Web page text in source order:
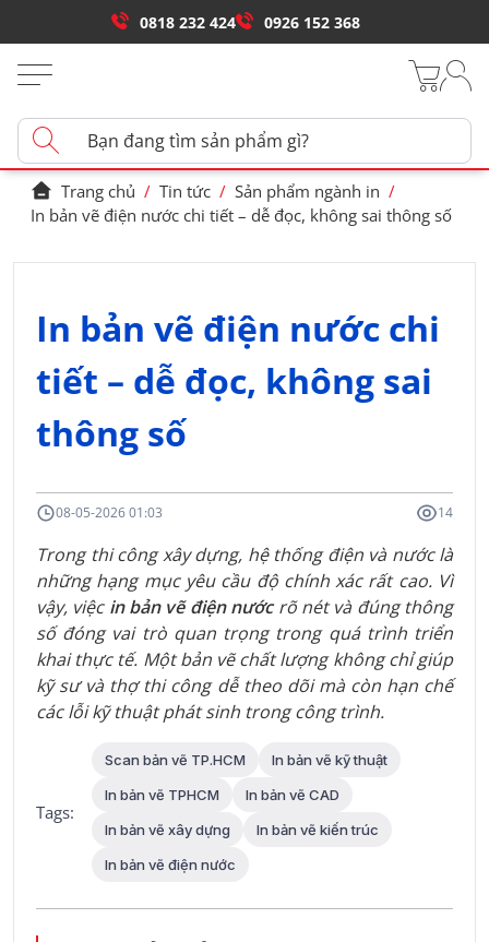
0818 232 424 0926 152 368
Trang chủ / Tin tức / Sản phẩm ngành in /
In bản vẽ điện nước chi tiết – dễ đọc, không sai thông số
In bản vẽ điện nước chi
tiết – dễ đọc, không sai
thông số
08-05-2026 01:03 14
Trong thi công xây dựng, hệ thống điện và nước là
những hạng mục yêu cầu độ chính xác rất cao. Vì
vậy, việc in bản vẽ điện nướcrõ nét và đúng thông
số đóng vai trò quan trọng trong quá trình triển
khai thực tế. Một bản vẽ chất lượng không chỉ giúp
kỹ sư và thợ thi công dễ theo dõi mà còn hạn chế
các lỗi kỹ thuật phát sinh trong công trình.
Tags:
Scan bản vẽ TP.HCM
In bản vẽ kỹ thuật
In bản vẽ TPHCM
In bản vẽ CAD
In bản vẽ xây dựng
In bản vẽ kiến trúc
In bản vẽ điện nước